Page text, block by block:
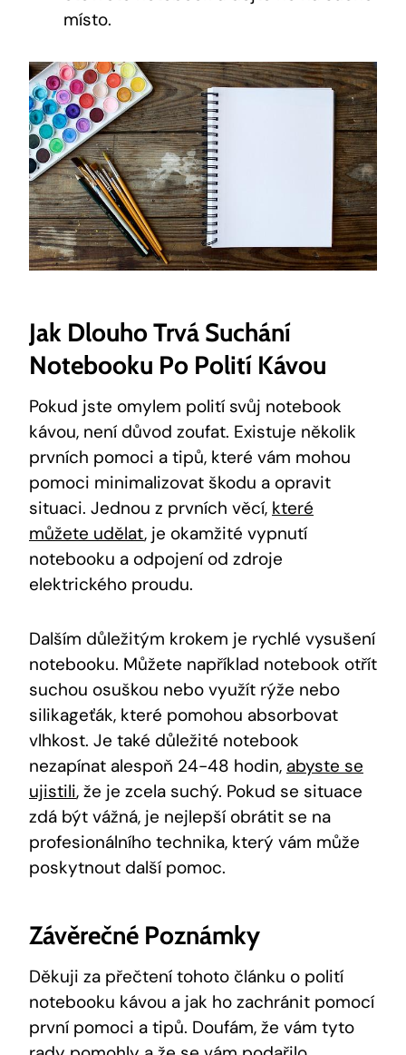
místo.
Jak Dlouho Trvá Suchání
Notebooku Po Polití Kávou
Pokud jste omylem polití svůj notebook
kávou, není důvod zoufat. Existuje několik
prvních pomoci a tipů, které vám mohou
pomoci minimalizovat škodu a opravit
situaci. Jednou z prvních věcí, které
můžete udělat, je okamžité vypnutí
notebooku a odpojení od zdroje
elektrického proudu.
Dalším důležitým krokem je rychlé vysušení
notebooku. Můžete například notebook otřít
suchou osuškou nebo využít rýže nebo
silikageťák, které pomohou absorbovat
vlhkost. Je také důležité notebook
nezapínat alespoň 24-48 hodin, abyste se
ujistili, že je zcela suchý. Pokud se situace
zdá být vážná, je nejlepší obrátit se na
profesionálního technika, který vám může
poskytnout další pomoc.
Závěrečné Poznámky
Děkuji za přečtení tohoto článku o polití
notebooku kávou a jak ho zachránit pomocí
první pomoci a tipů. Doufám, že vám tyto